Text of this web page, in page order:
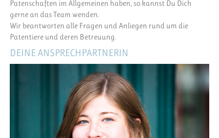
Patenschaften im Allgemeinen haben, so kannst Du Dich
gerne an das Team wenden.
Wir beantworten alle Fragen und Anliegen rund um die
Patentiere und deren Betreuung.
DEINE ANSPRECHPARTNERIN